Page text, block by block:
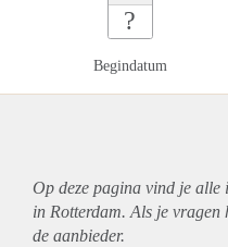
?
Begindatum
Op deze pagina vind je
in Rotterdam. Als je vragen
de aanbieder.